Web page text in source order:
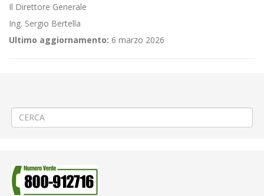
Il Direttore Generale
Ing. Sergio Bertella
Ultimo aggiornamento: 6 marzo 2026